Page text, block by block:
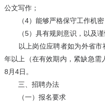
公文写作；
（4）能够严格保守工作机密
（5）具有规则意识，以及谨
以上岗位应聘者如为外省市
年以上（在有效期内，紧缺急
8月4日。
三、招聘办法
（一）报名要求